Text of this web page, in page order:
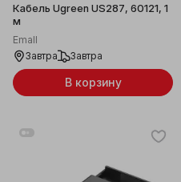
Кабель Ugreen US287, 60121, 1
м
Emall
Завтра
Завтра
В корзину